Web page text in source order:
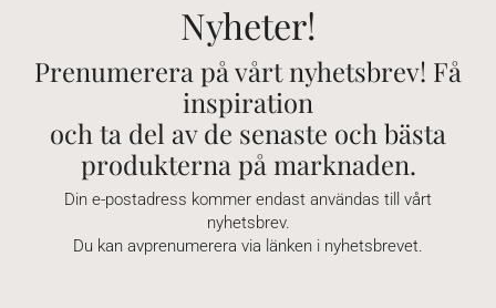
Nyheter!
Prenumerera på vårt nyhetsbrev! Få
inspiration
och ta del av de senaste och bästa
produkterna på marknaden.
Din e-postadress kommer endast användas till vårt
nyhetsbrev.
Du kan avprenumerera via länken i nyhetsbrevet.